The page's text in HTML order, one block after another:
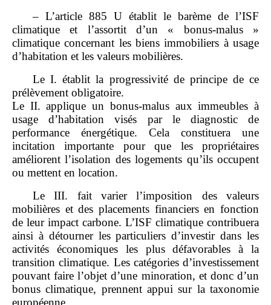
– L’article 885 U établit le barème de l’ISF
climatique et l’assortit d’un « bonus‑malus »
climatique concernant les biens immobiliers à usage
d’habitation et les valeurs mobilières.
Le I. établit la progressivité de principe de ce
prélèvement obligatoire.
Le II. applique un bonus‑malus aux immeubles à
usage d’habitation visés par le diagnostic de
performance énergétique. Cela constituera une
incitation importante pour que les propriétaires
améliorent l’isolation des logements qu’ils occupent
ou mettent en location.
Le III. fait varier l’imposition des valeurs
mobilières et des placements financiers en fonction
de leur impact carbone. L’ISF climatique contribuera
ainsi à détourner les particuliers d’investir dans les
activités économiques les plus défavorables à la
transition climatique. Les catégories d’investissement
pouvant faire l’objet d’une minoration, et donc d’un
bonus climatique, prennent appui sur la taxonomie
européenne.